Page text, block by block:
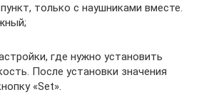
только с наушниками вместе.
где нужно установить
После установки значения
«Set».